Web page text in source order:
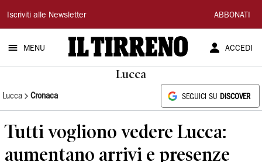
Il
Tirreno
Iscriviti alle Newsletter ABBONATI
MENU ACCEDI
Lucca
Lucca Cronaca SEGUICI SU DISCOVER
Tutti vogliono vedere Lucca:
aumentano arrivi e presenze